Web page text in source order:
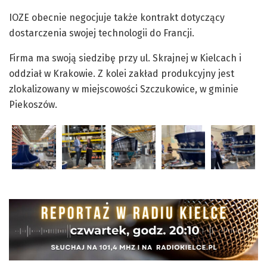
IOZE obecnie negocjuje także kontrakt dotyczący
dostarczenia swojej technologii do Francji.
Firma ma swoją siedzibę przy ul. Skrajnej w Kielcach i
oddział w Krakowie. Z kolei zakład produkcyjny jest
zlokalizowany w miejscowości Szczukowice, w gminie
Piekoszów.